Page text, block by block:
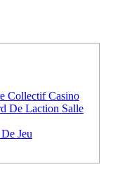
Collectif Casino
De Laction Salle
Jeu